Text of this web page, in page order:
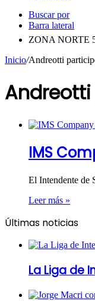
Buscar por
Barra lateral
ZONA NORTE
Inicio/Andreotti
IMS
El Intendente de
Leer más »
Últimas noticias
La Liga de